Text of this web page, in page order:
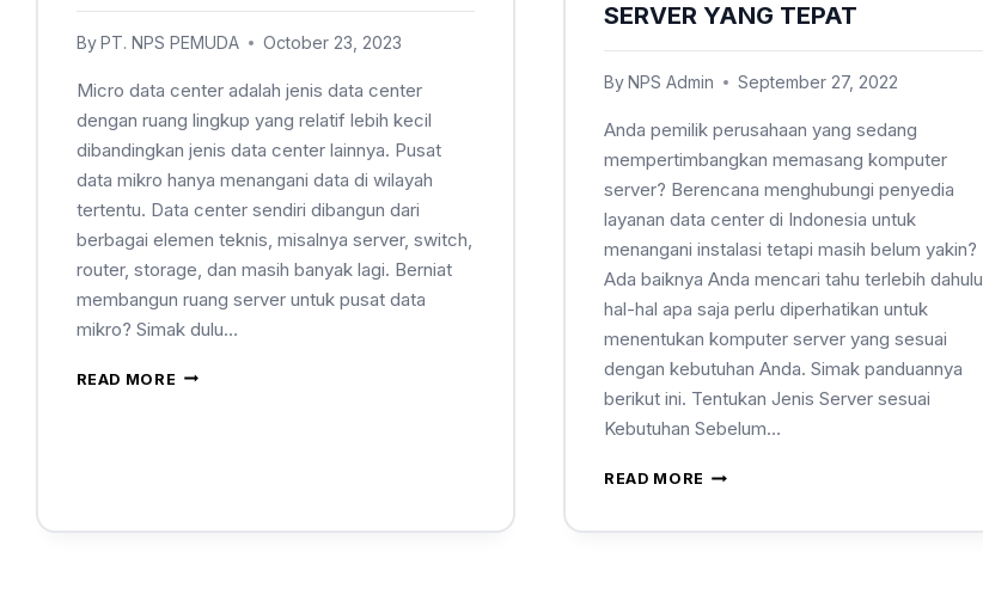
By PT. NPS PEMUDA October 23, 2023
Micro data center adalah jenis data center
dengan ruang lingkup yang relatif lebih kecil
dibandingkan jenis data center lainnya. Pusat
data mikro hanya menangani data di wilayah
tertentu. Data center sendiri dibangun dari
berbagai elemen teknis, misalnya server, switch,
router, storage, dan masih banyak lagi. Berniat
membangun ruang server untuk pusat data
mikro? Simak dulu…
READ MORE
SERVER YANG TEPAT
ByNPS Admin September 27, 2022
Anda pemilik perusahaan yang sedang
mempertimbangkan memasang komputer
server? Berencana menghubungi penyedia
layanan data center di Indonesia untuk
menangani instalasi tetapi masih belum yakin?
Ada baiknya Anda mencari tahu terlebih dahulu
hal-hal apa saja perlu diperhatikan untuk
menentukan komputer server yang sesuai
dengan kebutuhan Anda. Simak panduannya
berikut ini. Tentukan Jenis Server sesuai
Kebutuhan Sebelum…
READ MORE